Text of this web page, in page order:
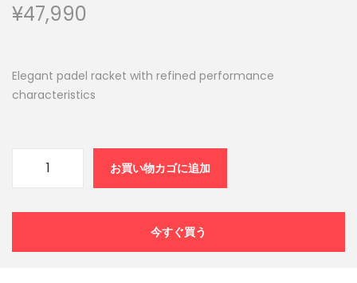
¥47,990
Elegant padel racket with refined performance
characteristics
お買い物カゴに追加
今すぐ買う